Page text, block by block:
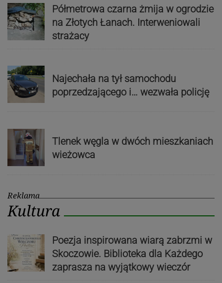
Półmetrowa czarna żmija w ogrodzie
na Złotych Łanach. Interweniowali
strażacy
Najechała na tył samochodu
poprzedzającego i… wezwała policję
Tlenek węgla w dwóch mieszkaniach
wieżowca
Reklama
Kultura
Poezja inspirowana wiarą zabrzmi w
Skoczowie. Biblioteka dla Każdego
zaprasza na wyjątkowy wieczór